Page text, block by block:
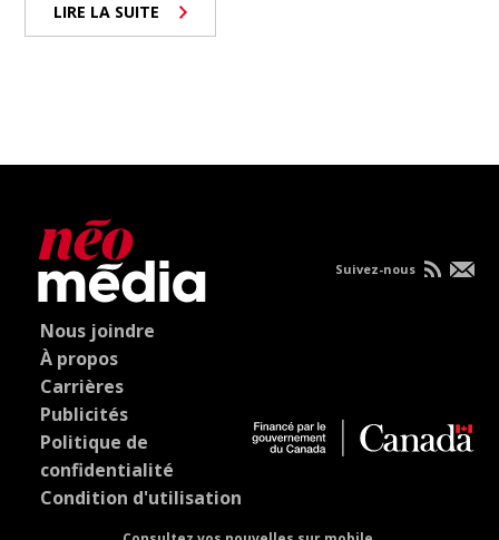
LIRE LA SUITE
Nous joindre
À propos
Carrières
Publicités
Politique de
confidentialité
Condition d'utilisation
Suivez-nous